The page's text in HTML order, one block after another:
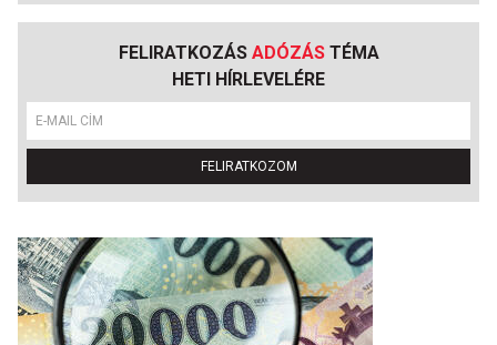
FELIRATKOZÁS ADÓZÁSTÉMA
HETI HÍRLEVELÉRE
FELIRATKOZOM